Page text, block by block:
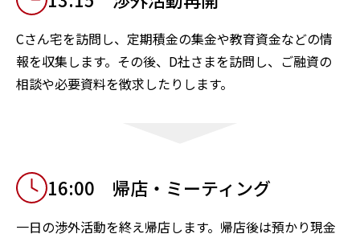
Cさん宅を訪問し、定期積金の集金や教育資金などの情
報を収集します。その後、D社さまを訪問し、ご融資の
相談や必要資料を徴求したりします。
16:00 帰店・ミーティング
一日の渉外活動を終え帰店します。帰店後は預かり現金